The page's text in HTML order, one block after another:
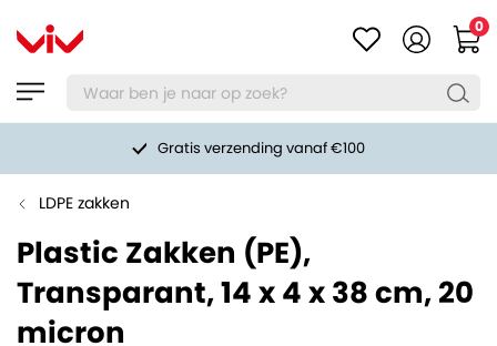
0
Gratis verzending vanaf €100
LDPE zakken
Plastic Zakken (PE),
Transparant, 14 x 4 x 38 cm, 20
micron